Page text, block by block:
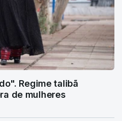
Regime talibã
de mulheres